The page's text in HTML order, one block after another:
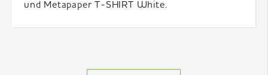
und Metapaper T-SHIRT White.